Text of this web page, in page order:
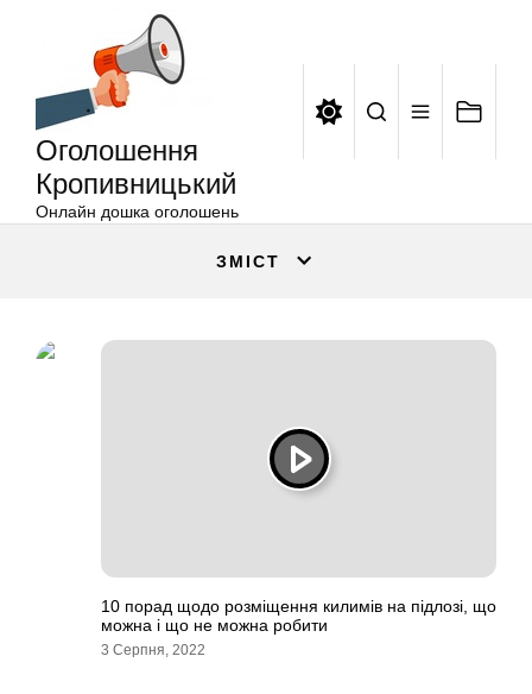
Оголошення
Кропивницький
Онлайн дошка оголошень
ЗМІСТ
10 порад щодо розміщення килимів на підлозі, що
можна і що не можна робити
3 Серпня, 2022